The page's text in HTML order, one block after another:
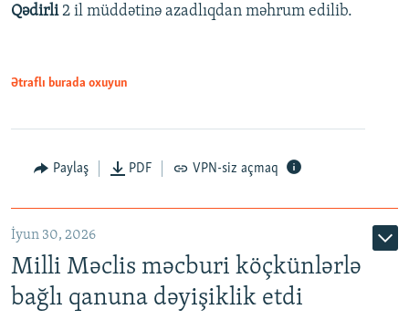
Qədirli2 il müddətinə azadlıqdan məhrum edilib.
Ətraflı burada oxuyun
Paylaş PDF VPN-siz açmaq
İyun 30, 2026
Milli Məclis məcburi köçkünlərlə
bağlı qanuna dəyişiklik etdi